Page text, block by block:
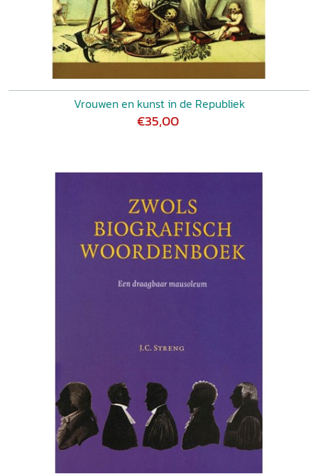
Vrouwen en kunst in de Republiek
€35,00